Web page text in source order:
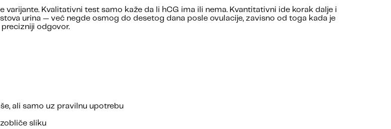
varijante. Kvalitativni test samo kaže da li hCG ima ili nema. Kvantitativni ide korak dalje i
urina — već negde osmog do desetog dana posle ovulacije, zavisno od toga kada je
odgovor.
ali samo uz pravilnu upotrebu
sliku